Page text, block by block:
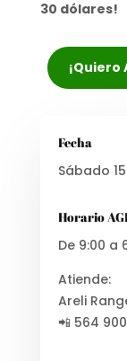
30 dólares!
Fecha
Sábado
Horario
De 9:00 a
Atiende:
Areli
📲 564 900